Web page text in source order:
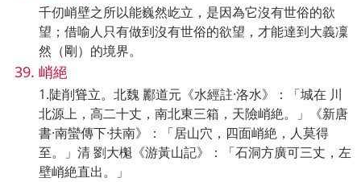
千仞峭壁之所以能巍然屹立，是因為它沒有世俗的欲
望；借喻人只有做到沒有世俗的欲望，才能達到大義凜
然（剛）的境界。
峭絕
1.陡削聳立。北魏 酈道元《水經註·洛水》：「城在 川
北源上，高二十丈，南北東三箱，天險峭絶。」《新唐
書·南蠻傳下·扶南》：「居山穴，四面峭絶，人莫得
至。」清 劉大櫆《游黃山記》：「石洞方廣可三丈，左
壁峭絶直出。」